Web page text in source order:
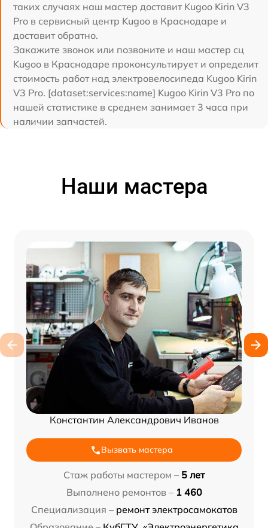
таких случаях наш мастер доставит Kugoo Kirin V3
Pro в сервисный центр Kugoo в Краснодаре и
доставит обратно.
Закажите звонок или позвоните и наш мастер сц
Kugoo в Краснодаре проконсультирует и определит
стоимость работ над электровелосипеда Kugoo Kirin
V3 Pro. [dataset:services:name] Kugoo Kirin V3 Pro по
нашей статистике в среднем занимает 3 часа при
наличии запчастей.
Наши мастера
Константин Александрович Иванов
Вызвать мастера
Стаж работы мастером – 5 лет
Выполнено ремонтов – 1 460
Специализация – ремонт электросамокатов